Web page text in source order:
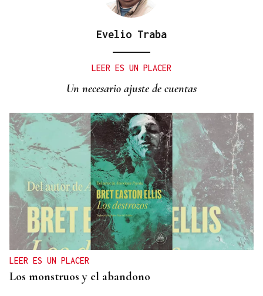
Evelio Traba
LEER ES UN PLACER
Un necesario ajuste de cuentas
LEER ES UN PLACER
Los monstruos y el abandono